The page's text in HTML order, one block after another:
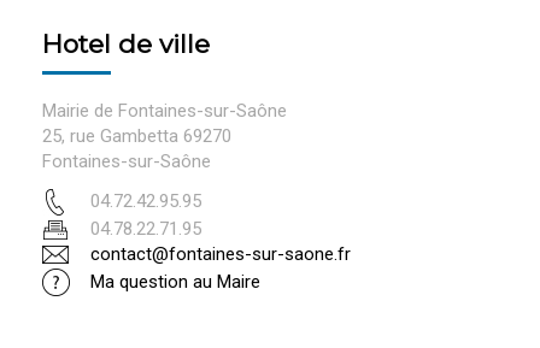
Hotel de ville
Mairie de Fontaines-sur-Saône
25, rue Gambetta 69270
Fontaines-sur-Saône
04.72.42.95.95
04.78.22.71.95
contact@fontaines-sur-saone.fr
Ma question au Maire